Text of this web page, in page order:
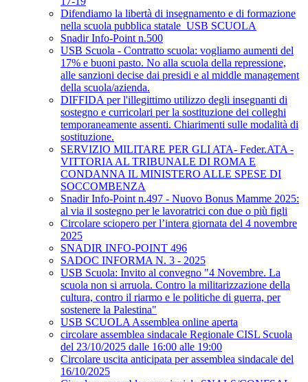
Difendiamo la libertà di insegnamento e di formazione
nella scuola pubblica statale_USB SCUOLA
Snadir Info-Point n.500
USB Scuola - Contratto scuola: vogliamo aumenti del
17% e buoni pasto. No alla scuola della repressione,
alle sanzioni decise dai presidi e al middle management
della scuola/azienda.
DIFFIDA per l'illegittimo utilizzo degli insegnanti di
sostegno e curricolari per la sostituzione dei colleghi
temporaneamente assenti. Chiarimenti sulle modalità di
sostituzione.
SERVIZIO MILITARE PER GLI ATA- Feder.ATA -
VITTORIA AL TRIBUNALE DI ROMA E
CONDANNA IL MINISTERO ALLE SPESE DI
SOCCOMBENZA
Snadir Info-Point n.497 - Nuovo Bonus Mamme 2025:
al via il sostegno per le lavoratrici con due o più figli
Circolare sciopero per l’intera giornata del 4 novembre
2025
SNADIR INFO-POINT 496
SADOC INFORMA N. 3 - 2025
USB Scuola: Invito al convegno "4 Novembre. La
scuola non si arruola. Contro la militarizzazione della
cultura, contro il riarmo e le politiche di guerra, per
sostenere la Palestina"
USB SCUOLA Assemblea online aperta
circolare assemblea sindacale Regionale CISL Scuola
del 23/10/2025 dalle 16:00 alle 19:00
Circolare uscita anticipata per assemblea sindacale del
16/10/2025